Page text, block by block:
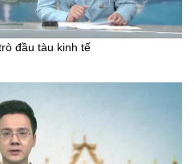
đầu tàu kinh tế